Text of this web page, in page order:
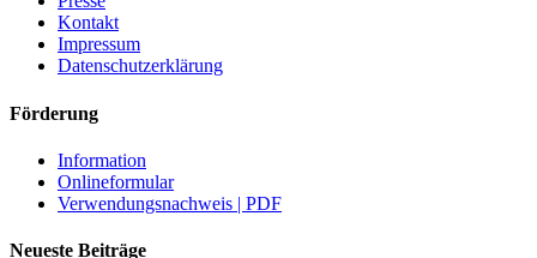
Kontakt
Impressum
Datenschutzerklärung
Förderung
Information
Onlineformular
Verwendungsnachweis | PDF
Neueste Beiträge